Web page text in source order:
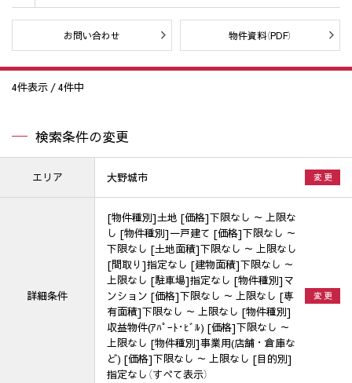
お問い合わせ 物件資料（PDF）
4件表示 /4件中
検索条件の変更
エリア 大野城市 変 更
詳細条件
[物件種別]土地 [価格]下限なし ～ 上限な
し [物件種別]一戸建て [価格]下限なし ～
下限なし [土地面積]下限なし ～ 上限なし
[間取り]指定なし [建物面積]下限なし ～
上限なし [駐車場]指定なし [物件種別]マ
ンション [価格]下限なし ～ 上限なし [専
有面積]下限なし ～ 上限なし [物件種別]
収益物件(ｱﾊﾟｰﾄ･ﾋﾞﾙ) [価格]下限なし ～
上限なし [物件種別]事業用(店舗・倉庫な
ど) [価格]下限なし ～ 上限なし [目的別]
指定なし（すべて表示）
変 更